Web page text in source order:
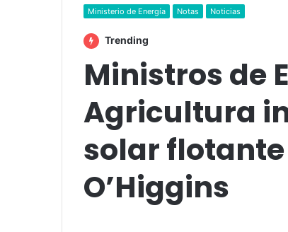
Ministerio de Energía Notas Noticias
Trending
Ministros de
Agricultura
solar flotante
O’Higgins